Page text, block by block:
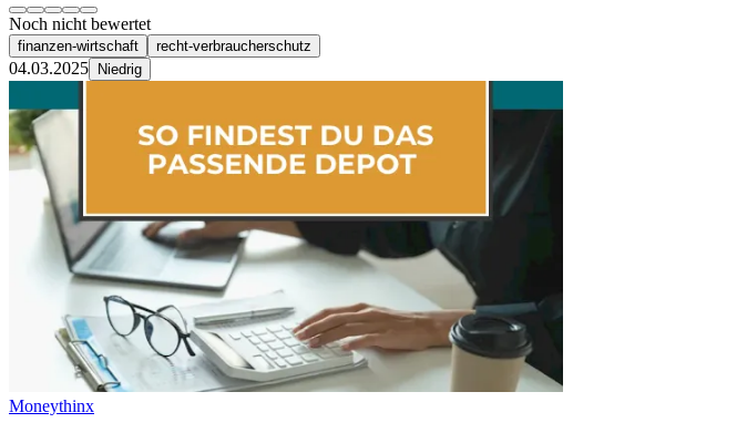
Noch nicht bewertet
finanzen-wirtschaft recht-verbraucherschutz
04.03.2025 Niedrig
Moneythinx